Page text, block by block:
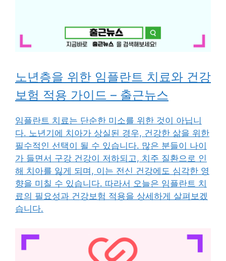
노년층을 위한 임플란트 치료와 건강
보험 적용 가이드 – 출근뉴스
임플란트 치료는 단순한 미소를 위한 것이 아닙니
다. 노년기에 치아가 상실된 경우, 건강한 삶을 위한
필수적인 선택이 될 수 있습니다. 많은 분들이 나이
가 들면서 구강 건강이 저하되고, 치주 질환으로 인
해 치아를 잃게 되며, 이는 전신 건강에도 심각한 영
향을 미칠 수 있습니다. 따라서 오늘은 임플란트 치
료의 필요성과 건강보험 적용을 상세하게 살펴보겠
습니다.